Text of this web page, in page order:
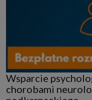
Wsparcie
chorobami